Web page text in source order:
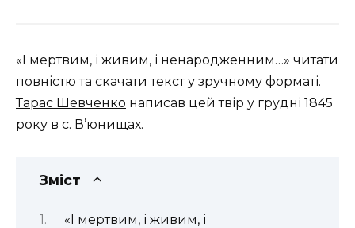
«І мертвим, і живим, і ненародженним…» читати
повністю та скачати текст у зручному форматі.
Тарас Шевченко написав цей твір у грудні 1845
року в с. В’юнищах.
Зміст
«І мертвим, і живим, і